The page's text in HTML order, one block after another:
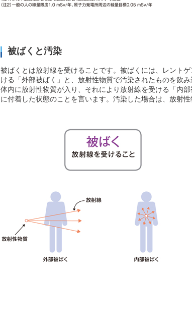
被ばくと汚染
被ばくとは放射線を受けることです。被ばくには、レント
ける「外部被ばく」と、放射性物質で汚染されたものを飲
体内に放射性物質が入り、それにより放射線を受ける「内
に付着した状態のことを言います。汚染した場合は、放射